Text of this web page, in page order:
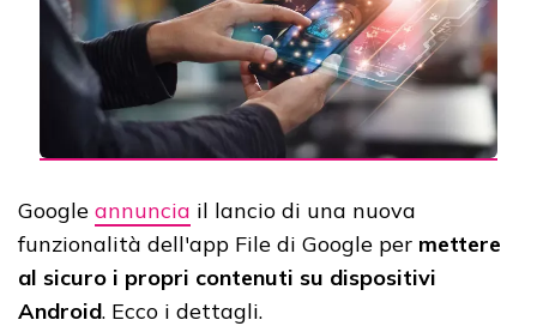
Google annuncia il lancio di una nuova
funzionalità dell'app File di Google per mettere
al sicuro i propri contenuti su dispositivi
Android. Ecco i dettagli.